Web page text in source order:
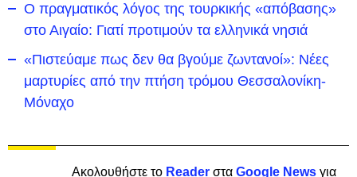
Ο πραγματικός λόγος της τουρκικής «απόβασης»
στο Αιγαίο: Γιατί προτιμούν τα ελληνικά νησιά
«Πιστεύαμε πως δεν θα βγούμε ζωντανοί»: Νέες
μαρτυρίες από την πτήση τρόμου Θεσσαλονίκη-
Μόναχο
Ακολουθήστε το Reader στα Google News για